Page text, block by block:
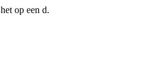
op een d.